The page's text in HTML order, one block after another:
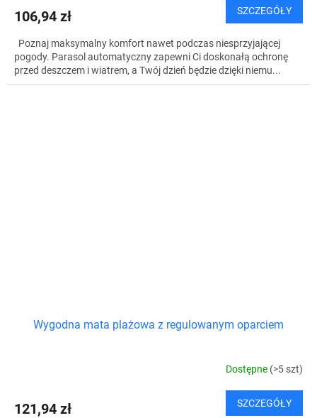
106,94 zł SZCZEGÓŁY
Poznaj maksymalny komfort nawet podczas niesprzyjającej
pogody. Parasol automatyczny zapewni Ci doskonałą ochronę
przed deszczem i wiatrem, a Twój dzień będzie dzięki niemu...
Wygodna mata plażowa z regulowanym oparciem
Dostępne (>5 szt)
121,94 zł SZCZEGÓŁY